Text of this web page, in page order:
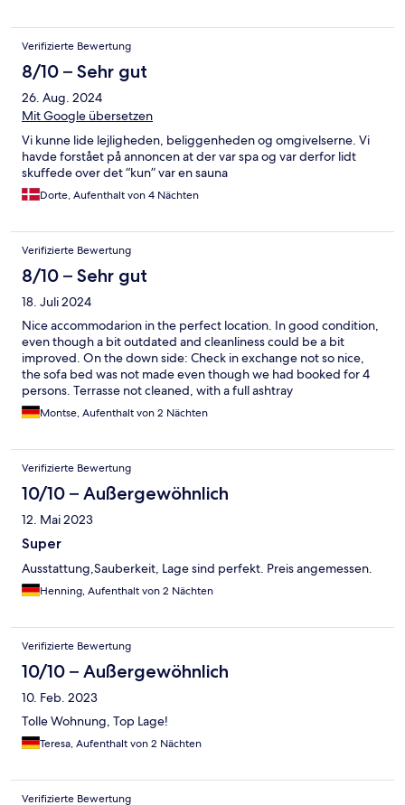
Verifizierte Bewertung
8/10 – Sehr gut
26. Aug. 2024
Mit Google übersetzen
Vi kunne lide lejligheden, beliggenheden og omgivelserne. Vi
havde forstået på annoncen at der var spa og var derfor lidt
skuffede over det “kun” var en sauna
Dorte, Aufenthalt von 4 Nächten
Verifizierte Bewertung
8/10 – Sehr gut
18. Juli 2024
Nice accommodarion in the perfect location. In good condition,
even though a bit outdated and cleanliness could be a bit
improved. On the down side: Check in exchange not so nice,
the sofa bed was not made even though we had booked for 4
persons. Terrasse not cleaned, with a full ashtray
Montse, Aufenthalt von 2 Nächten
Verifizierte Bewertung
10/10 – Außergewöhnlich
12. Mai 2023
Super
Ausstattung,Sauberkeit, Lage sind perfekt. Preis angemessen.
Henning, Aufenthalt von 2 Nächten
Verifizierte Bewertung
10/10 – Außergewöhnlich
10. Feb. 2023
Tolle Wohnung, Top Lage!
Teresa, Aufenthalt von 2 Nächten
Verifizierte Bewertung